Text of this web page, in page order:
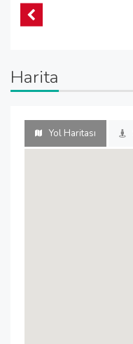
Harita
Yol Haritası